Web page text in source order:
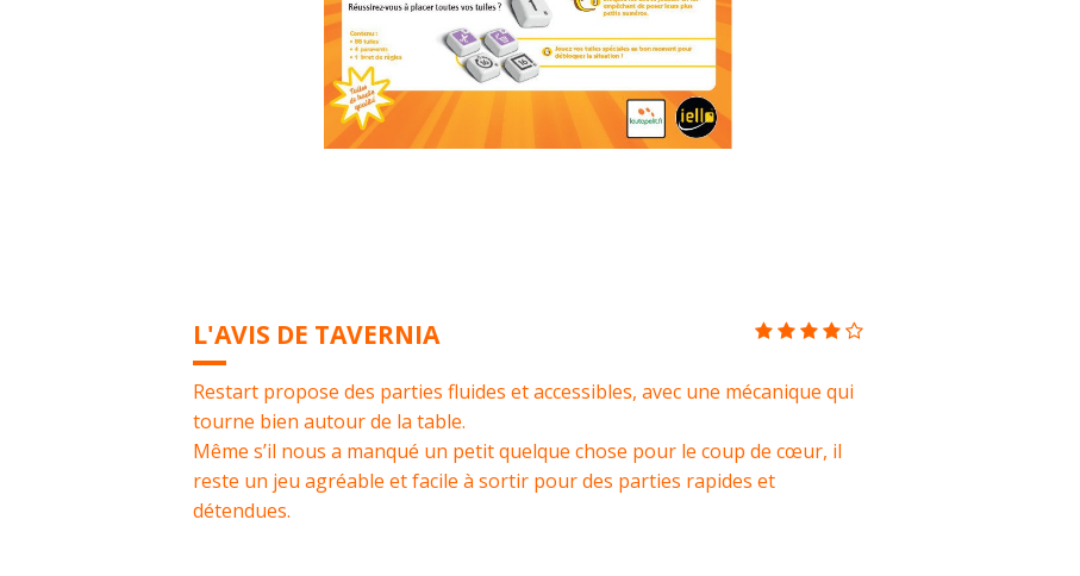
L'AVIS DE TAVERNIA
Restart propose des parties fluides et accessibles, avec une mécanique qui
tourne bien autour de la table.
Même s’il nous a manqué un petit quelque chose pour le coup de cœur, il
reste un jeu agréable et facile à sortir pour des parties rapides et
détendues.